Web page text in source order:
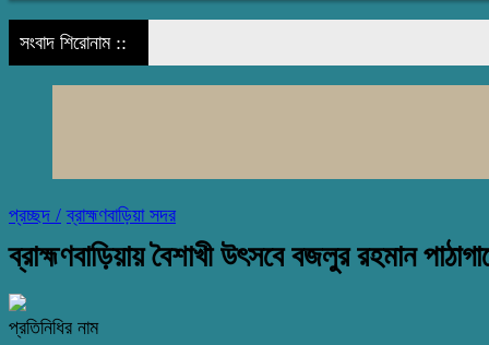
সংবাদ শিরোনাম ::
প্রচ্ছদ / ব্রাহ্মণবাড়িয়া সদর
ব্রাহ্মণবাড়িয়ায় বৈশাখী উৎসবে বজলুর রহমান
প্রতিনিধির নাম